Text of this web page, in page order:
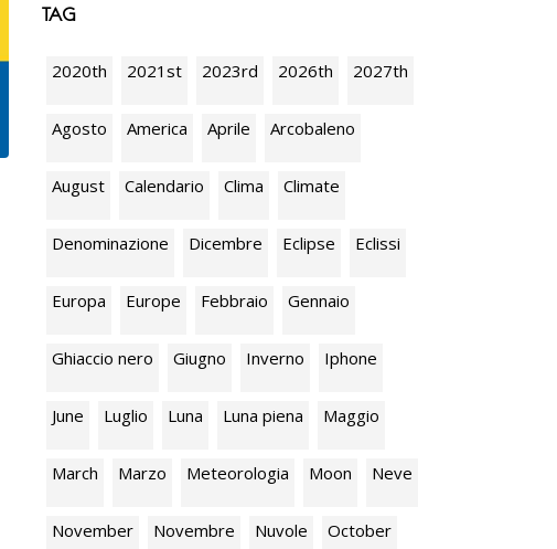
TAG
2020th 2021st 2023rd 2026th 2027th
Agosto America Aprile Arcobaleno
August Calendario Clima Climate
Denominazione Dicembre Eclipse Eclissi
Europa Europe Febbraio Gennaio
Ghiaccio nero Giugno Inverno Iphone
June Luglio Luna Luna piena Maggio
March Marzo Meteorologia Moon Neve
November Novembre Nuvole October